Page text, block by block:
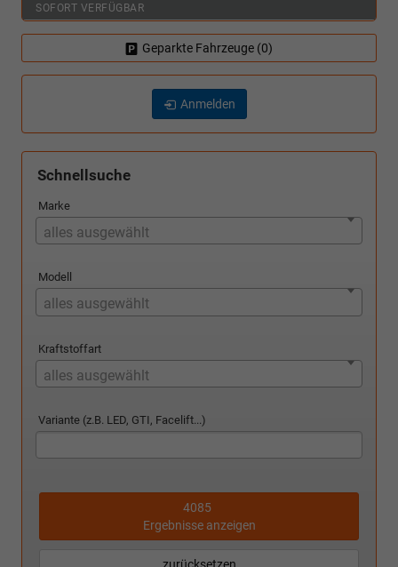
SOFORT VERFÜGBAR
Geparkte Fahrzeuge (0)
Anmelden
Schnellsuche
Marke
alles ausgewählt
Modell
alles ausgewählt
Kraftstoffart
alles ausgewählt
Variante (z.B. LED, GTI, Facelift...)
4085
Ergebnisse anzeigen